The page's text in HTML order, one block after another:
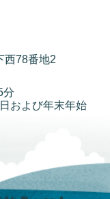
西78番地2
分
および年末年始